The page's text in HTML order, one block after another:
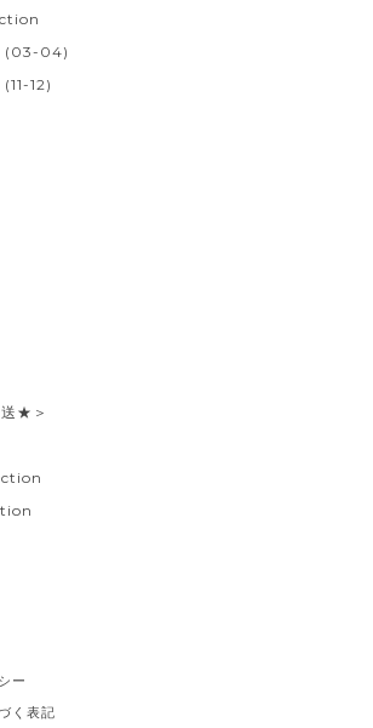
(03-04)
12)
★＞
ー
く表記